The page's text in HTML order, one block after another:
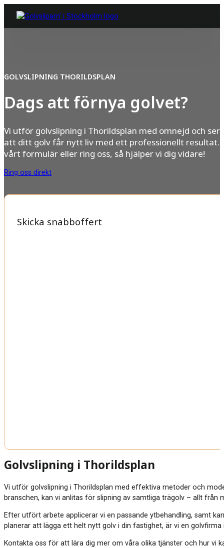
GOLVSLIPNING THORILDSPLAN
Dags att förnya golvet?
Vi utför golvslipning i Thorildsplan med omnejd och ser
att ditt golv får nytt liv med ett professionellt resultat.
vårt formulär eller ring oss, så hjälper vi dig vidare!
Ring oss direkt
Skicka snabboffert
Golvslipning i Thorildsplan
Vi utför golvslipning i Thorildsplan med effektiva metoder och
branschen, kan vi anlitas för slipning av samtliga trägolv – allt
Efter utfört arbete applicerar vi en passande ytbehandling, samt
planerar att lägga ett helt nytt golv i din fastighet, är vi en golvfirma
Kontakta oss för att lära dig mer om våra olika tjänster och hur vi